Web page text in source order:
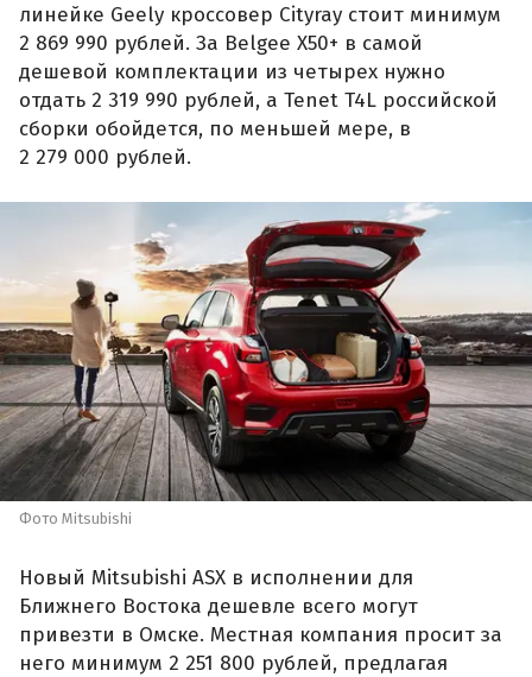
линейке Geely кроссовер Cityray стоит минимум
2 869 990 рублей. За Belgee X50+ в самой
дешевой комплектации из четырех нужно
отдать 2 319 990 рублей, а Tenet T4L российской
сборки обойдется, по меньшей мере, в
2 279 000 рублей.
Фото Mitsubishi
Новый Mitsubishi ASX в исполнении для
Ближнего Востока дешевле всего могут
привезти в Омске. Местная компания просит за
него минимум 2 251 800 рублей, предлагая